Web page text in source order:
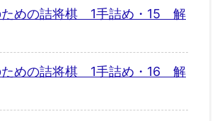
ための詰将棋 1手詰め・15 解
ための詰将棋 1手詰め・16 解